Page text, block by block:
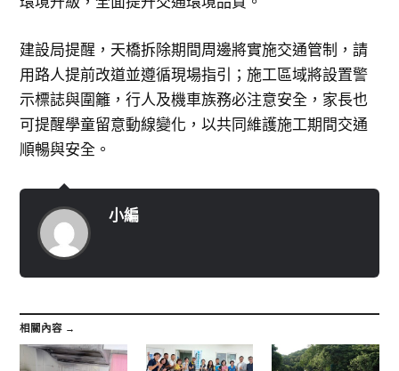
建設局提醒，天橋拆除期間周邊將實施交通管制，請
用路人提前改道並遵循現場指引；施工區域將設置警
示標誌與圍籬，行人及機車族務必注意安全，家長也
可提醒學童留意動線變化，以共同維護施工期間交通
順暢與安全。
小編
相關內容 →